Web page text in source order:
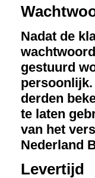
Nadat de
gestuurd
persoonlijk.
derden
te laten
van het
Nederland
Levertijd